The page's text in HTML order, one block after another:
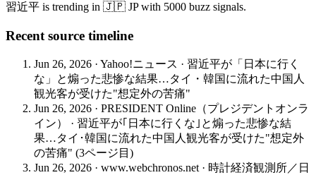
習近平 is trending in 🇯🇵 JP with 5000 buzz signals.
Recent source timeline
Jun 26, 2026 · Yahoo!ニュース · 習近平が「日本に行く
な」と煽った悲惨な結果…タイ・韓国に流れた中国人
観光客が受けた"想定外の苦痛"
Jun 26, 2026 · PRESIDENT Online（プレジデントオンラ
イン）
· 習近平が｢日本に行くな｣と煽った悲惨な結
果…タイ･韓国に流れた中国人観光客が受けた"想定外
の苦痛" (3ページ目)
Jun 26, 2026 · www.webchronos.net · 時計経済観測所／日